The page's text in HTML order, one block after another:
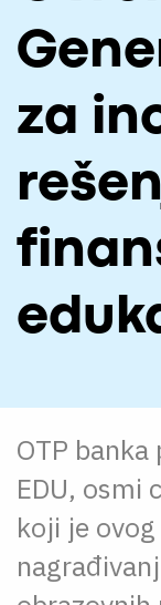
CPN
ЋИР
za
OTP
EDU, osmi
koji je